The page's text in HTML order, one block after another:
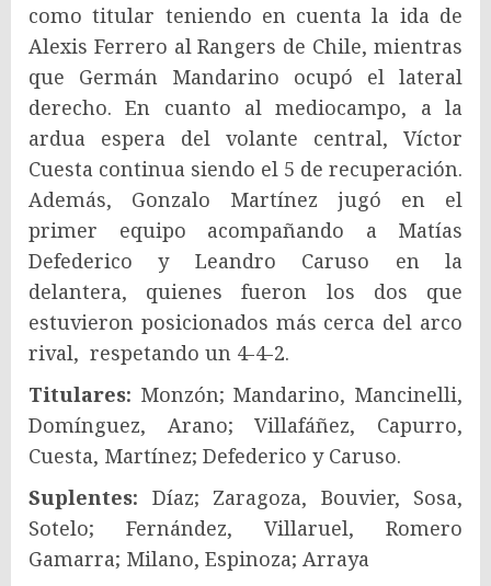
como titular teniendo en cuenta la ida de
Alexis Ferrero al Rangers de Chile, mientras
que Germán Mandarino ocupó el lateral
derecho. En cuanto al mediocampo, a la
ardua espera del volante central, Víctor
Cuesta continua siendo el 5 de recuperación.
Además, Gonzalo Martínez jugó en el
primer equipo acompañando a Matías
Defederico y Leandro Caruso en la
delantera, quienes fueron los dos que
estuvieron posicionados más cerca del arco
rival, respetando un 4-4-2.
Titulares: Monzón; Mandarino, Mancinelli,
Domínguez, Arano; Villafáñez, Capurro,
Cuesta, Martínez; Defederico y Caruso.
Suplentes: Díaz; Zaragoza, Bouvier, Sosa,
Sotelo; Fernández, Villaruel, Romero
Gamarra; Milano, Espinoza; Arraya